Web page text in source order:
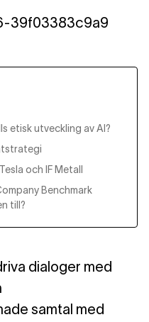
etisk utveckling av AI?
och IF Metall
Benchmark
till?
dialoger med
samtal med